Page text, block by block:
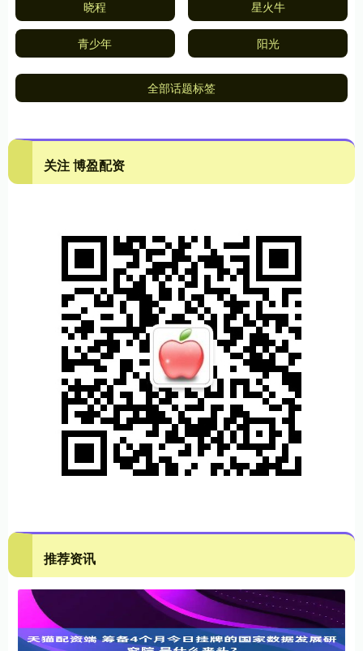
晓程 星火牛
青少年 阳光
全部话题标签
关注 博盈配资
推荐资讯